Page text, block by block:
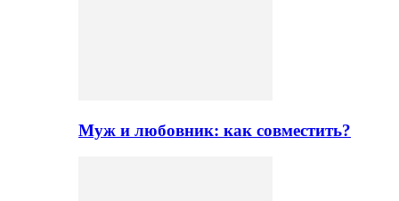
Муж и любовник: как совместить?